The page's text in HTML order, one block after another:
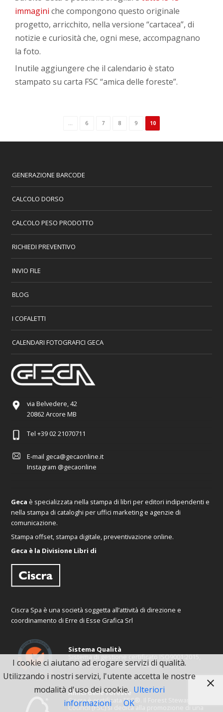
immaginiche compongono questo originale
progetto, arricchito, nella versione “cartacea”, di
notizie e curiosità che, ogni mese, accompagnano
la foto.
Inutile aggiungere che il calendario è stato
stampato su carta FSC “amica delle foreste”.
6 7 8 9 10
GENERAZIONE BARCODE
CALCOLO DORSO
CALCOLO PESO PRODOTTO
RICHIEDI PREVENTIVO
INVIO FILE
BLOG
I COFALETTI
CALENDARI FOTOGRAFICI GECA
via Belvedere, 42
20862 Arcore MB
Tel +39 02 21070711
E-mail geca@gecaonline.it
Instagram @gecaonline
Geca è specializzata nella stampa di libri per editori indipendenti e
nella stampa di cataloghi per uffici marketing e agenzie di
comunicazione.
Stampa offset, stampa digitale, preventivazione online.
Geca è la Divisione Libri di
Ciscra Spa è una società soggetta all’attività di direzione e
coordinamento di Erre di Esse Grafica Srl
Sistema Qualità
Sistema di gestione certificato ISO9001:2015,
ISO14001, ISO27001, ISO45001
Amici delle foreste
Ciscra è certificata FSC®. Il Forest Stewardship
Council (FSC) si dedica alla promozione di una
I cookie ci aiutano ad erogare servizi di qualità.
Utilizzando i nostri servizi, l'utente accetta le nostre
modalità d'uso dei cookie. Ulteriori
informazioni
OK